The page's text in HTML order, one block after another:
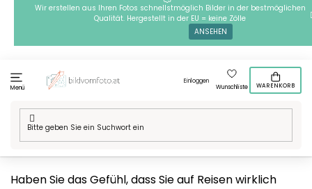
springen
Wir erstellen aus Ihren Fotos schnellstmöglich Bilder in der bestmöglichen
Qualität. Hergestellt in der EU = keine Zölle
ANSEHEN
Menü
Einloggen
Wunschliste
WARENKORB
Startseite
Technik / Malen nach Zahlen
Landarten
Haben Sie das Gefühl, dass Sie auf Reisen wirklich